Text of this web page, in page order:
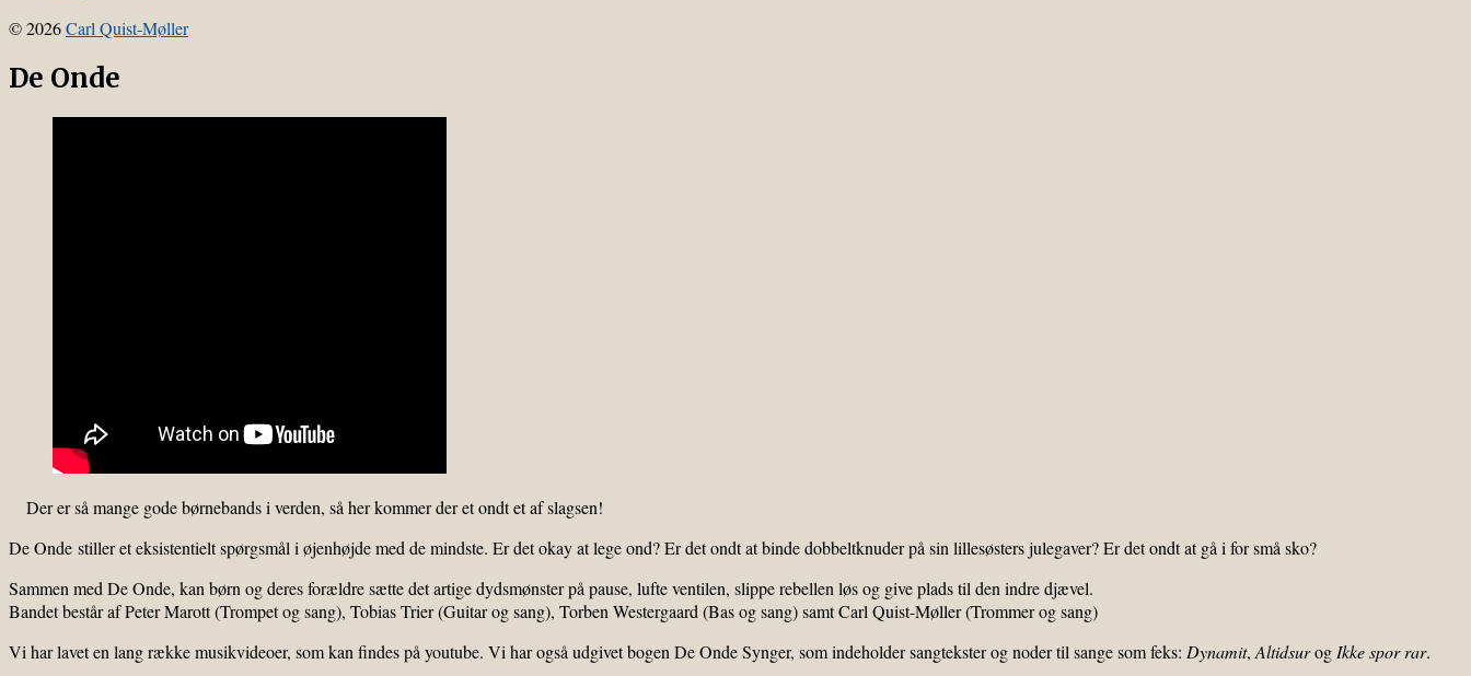
© 2026Carl Quist-Møller
De Onde
Der er så mange gode børnebands i verden, så her kommer der et ondt et af slagsen!
De Onde stiller et eksistentielt spørgsmål i øjenhøjde med de mindste. Er det okay at lege ond? Er det ondt at binde dobbeltknuder på sin lillesøsters julegaver? Er det ondt at gå i for små sko?
Sammen med De Onde, kan børn og deres forældre sætte det artige dydsmønster på pause, lufte ventilen, slippe rebellen løs og give plads til den indre djævel.
Bandet består af Peter Marott (Trompet og sang), Tobias Trier (Guitar og sang), Torben Westergaard (Bas og sang) samt Carl Quist-Møller (Trommer og sang)
Vi har lavet en lang række musikvideoer, som kan findes på youtube. Vi har også udgivet bogen De Onde Synger, som indeholder sangtekster og noder til sange som feks: Dynamit, Altidsurog Ikke spor rar.